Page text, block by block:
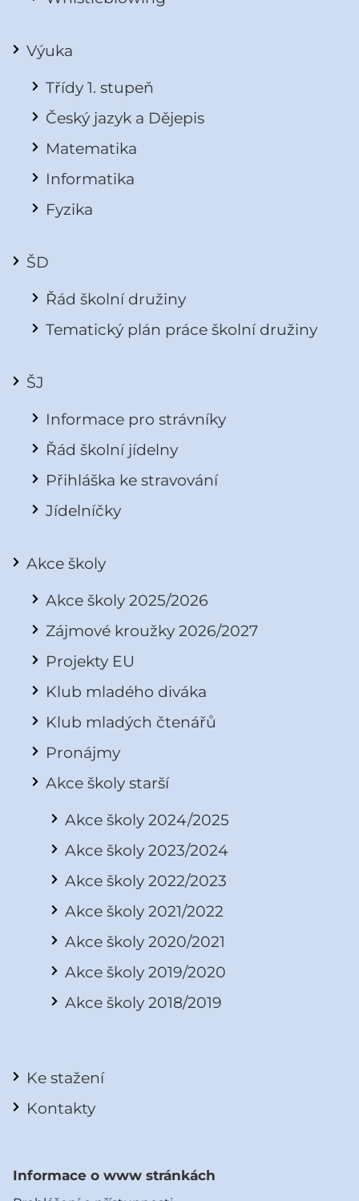
Výuka
Třídy 1. stupeň
Český jazyk a Dějepis
Matematika
Informatika
Fyzika
ŠD
Řád školní družiny
Tematický plán práce školní družiny
ŠJ
Informace pro strávníky
Řád školní jídelny
Přihláška ke stravování
Jídelníčky
Akce školy
Akce školy 2025/2026
Zájmové kroužky 2026/2027
Projekty EU
Klub mladého diváka
Klub mladých čtenářů
Pronájmy
Akce školy starší
Akce školy 2024/2025
Akce školy 2023/2024
Akce školy 2022/2023
Akce školy 2021/2022
Akce školy 2020/2021
Akce školy 2019/2020
Akce školy 2018/2019
Ke stažení
Kontakty
Informace o www stránkách